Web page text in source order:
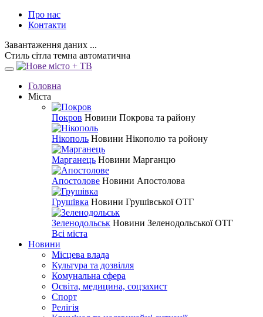
Про нас
Контакти
Завантаження даних ...
Стиль сітла темна автоматична
Головна
Міста
Покров Новини Покрова та району
Нікополь Новини Нікополю та ройону
Марганець Новини Марганцю
Апостолове Новини Апостолова
Грушівка Новини Грушівської ОТГ
Зеленодольськ Новини Зеленодольської ОТГ
Всі міста
Новини
Місцева влада
Культура та дозвілля
Комунальна сфера
Освіта, медицина, соцзахист
Спорт
Релігія